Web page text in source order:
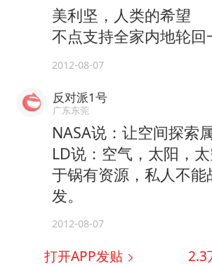
美利坚，人类的希望
不点支持全家内地轮回
2012-08-07
反对派1号
广东东莞
NASA说：让空间探索
LD说：空气，太阳，
于锅有资源，私人不能
发。
2012-08-07
打开APP发贴 2.3